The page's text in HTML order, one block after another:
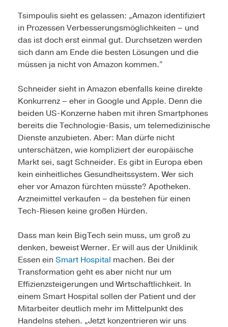
Tsimpoulis sieht es gelassen: „Amazon identifiziert
in Prozessen Verbesserungsmöglichkeiten – und
das ist doch erst einmal gut. Durchsetzen werden
sich dann am Ende die besten Lösungen und die
müssen ja nicht von Amazon kommen.“
Schneider sieht in Amazon ebenfalls keine direkte
Konkurrenz – eher in Google und Apple. Denn die
beiden US-Konzerne haben mit ihren Smartphones
bereits die Technologie-Basis, um telemedizinische
Dienste anzubieten. Aber: Man dürfe nicht
unterschätzen, wie kompliziert der europäische
Markt sei, sagt Schneider. Es gibt in Europa eben
kein einheitliches Gesundheitssystem. Wer sich
eher vor Amazon fürchten müsste? Apotheken.
Arzneimittel verkaufen – da bestehen für einen
Tech-Riesen keine großen Hürden.
Dass man kein BigTech sein muss, um groß zu
denken, beweist Werner. Er will aus der Uniklinik
Essen ein Smart Hospital machen. Bei der
Transformation geht es aber nicht nur um
Effizienzsteigerungen und Wirtschaftlichkeit. In
einem Smart Hospital sollen der Patient und der
Mitarbeiter deutlich mehr im Mittelpunkt des
Handelns stehen. „Jetzt konzentrieren wir uns